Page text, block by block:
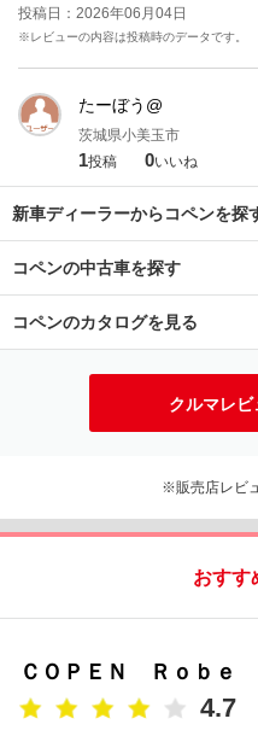
投稿日：2026年06月04日
※レビューの内容は投稿時のデータです。
たーぼう@
茨城県小美玉市
1投稿 0いいね
新車ディーラーからコペンを探
コペンの中古車を探す
コペンのカタログを見る
クルマレ
※販売店レビ
おすす
ＣＯＰＥＮ Ｒｏｂｅ
4.7